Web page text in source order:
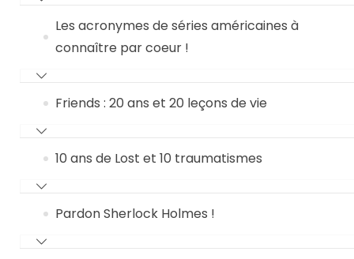
Les acronymes de séries américaines à
connaître par coeur !
Friends : 20 ans et 20 leçons de vie
10 ans de Lost et 10 traumatismes
Pardon Sherlock Holmes !